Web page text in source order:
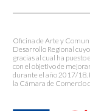
Oficina de Arte y
Desarrollo Regional
gracias al cual ha
con el objetivo de
durante el año 2017/18.
la Cámara de Comercio